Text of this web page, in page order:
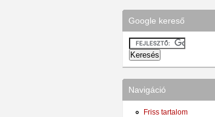
Google kereső
Navigáció
Friss tartalom